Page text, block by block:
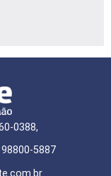
0388,
5887